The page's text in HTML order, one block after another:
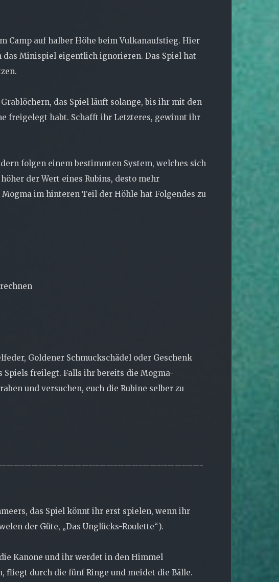
Camp auf halber Höhe beim Vulkanaufstieg. Hier
Minispiel eigentlich ignorieren. Das Spiel hat
das Spiel läuft solange, bis ihr mit den
freigelegt habt. Schafft ihr Letzteres, gewinnt ihr
folgen einem bestimmten System, welches sich
der Wert eines Rubins, desto mehr
im hinteren Teil der Höhle hat Folgendes zu
Goldener Schmuckschädel oder Geschenk
Spiels freilegt. Falls ihr bereits die Mogma-
und versuchen, euch die Rubine selber zu
das Spiel könnt ihr erst spielen, wenn ihr
der Güte, „Das Unglücks-Roulette“).
Kanone und ihr werdet in den Himmel
fliegt durch die fünf Ringe und meidet die Bälle.